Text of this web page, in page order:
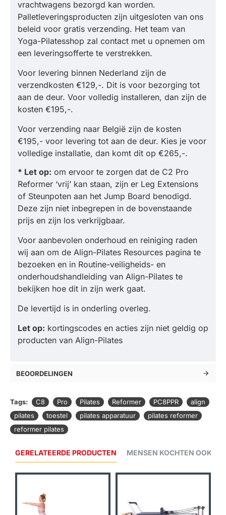
vrachtwagens bezorgd kan worden.
Palletleveringsproducten zijn uitgesloten van ons
beleid voor gratis verzending. Het team van
Yoga-Pilatesshop zal contact met u opnemen om
een leveringsofferte te verstrekken.
Voor levering binnen Nederland zijn de
verzendkosten €129,-. Dit is voor bezorging tot
aan de deur. Voor volledig installeren, dan zijn de
kosten €195,-.
Voor verzending naar België zijn de kosten
€195,- voor levering tot aan de deur. Kies je voor
volledige installatie, dan komt dit op €265,-.
* Let op: om ervoor te zorgen dat de C2 Pro
Reformer ‘vrij’ kan staan, zijn er Leg Extensions
of Steunpoten aan het Jump Board benodigd.
Deze zijn niet inbegrepen in de bovenstaande
prijs en zijn los verkrijgbaar.
Voor aanbevolen onderhoud en reiniging raden
wij aan om de Align-Pilates Resources pagina te
bezoeken en in Routine-veiligheids- en
onderhoudshandleiding van Align-Pilates te
bekijken hoe dit in zijn werk gaat.
De levertijd is in onderling overleg.
Let op: kortingscodes en acties zijn niet geldig op
producten van Align-Pilates
BEOORDELINGEN
Tags: C8 Pro Pilates Reformer PC8PPR
align
pilates
toestel pilates apparatuur
pilates reformer
reformer pilates
GERELATEERDE PRODUCTEN MENSEN KOCHTEN OOK...